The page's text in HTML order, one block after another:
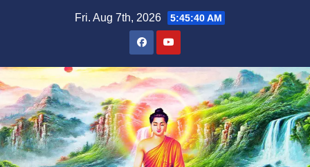
Fri. Aug 7th, 2026 5:45:40 AM